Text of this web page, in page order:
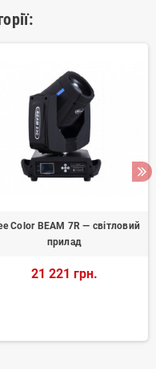
Color BEAM 7R — світловий
прилад
21 221 грн.